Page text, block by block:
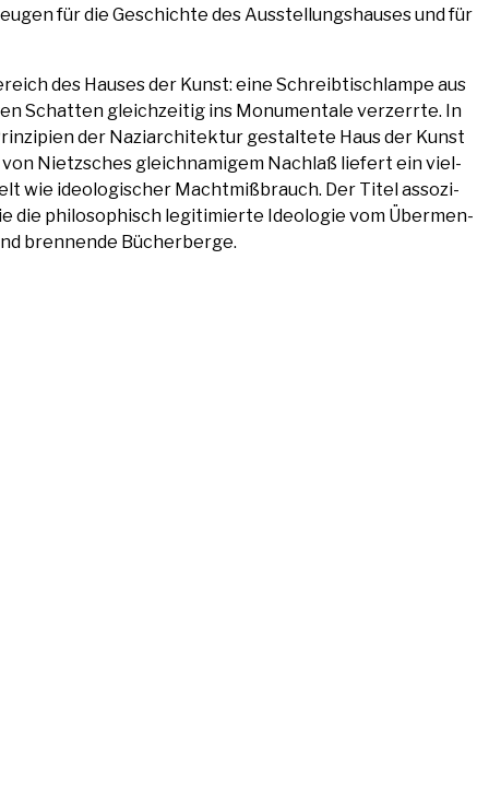
für die Geschich­te des Aus­stel­lungs­hau­ses und für
des Hau­ses der Kunst: eine Schreib­tisch­lam­pe aus
Schat­ten gleich­zei­tig ins Monu­men­ta­le ver­zerr­te. In
der Naziar­chi­tek­tur gestal­te­te Haus der Kunst
Nietz­sches gleich­na­mi­gem Nach­laß lie­fert ein viel­
wie ideo­lo­gi­scher Macht­miß­brauch. Der Titel asso­zi­
die phi­lo­so­phisch legi­ti­mier­te Ideo­lo­gie vom Über­men­
bren­nen­de Bücherberge.